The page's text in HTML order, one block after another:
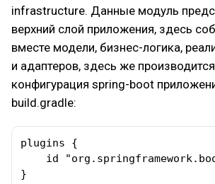
infrastructure. Данные модуль
верхний слой приложения, здесь
вместе модели, бизнес-логика,
и адаптеров, здесь же производится
конфигурация spring-boot
build.gradle:
plugins {
id
}